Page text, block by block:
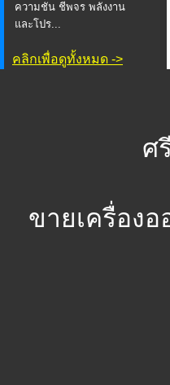
ความชัน ชีพจร พลังงาน
และโปร...
คลิกเพื่อดูทั้งหมด ->
ศ
ขายเครื่อง